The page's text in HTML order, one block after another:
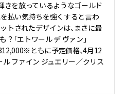
きを放っているようなゴールド
払い気持ちを強くすると言わ
トされたデザインは、まさに最
「エトワール デ ヴァン」
ともに予定価格、4月12
ル ファイン ジュエリー／クリス